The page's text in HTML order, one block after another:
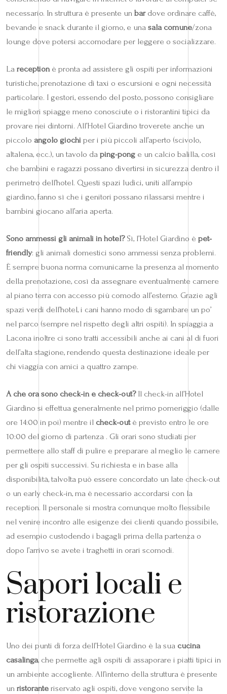
necessario. In struttura è presente un bardove ordinare caffè,
bevande e snack durante il giorno, e una sala comune/zona
lounge dove potersi accomodare per leggere o socializzare.
La receptionè pronta ad assistere gli ospiti per informazioni
turistiche, prenotazione di taxi o escursioni e ogni necessità
particolare. I gestori, essendo del posto, possono consigliare
le migliori spiagge meno conosciute o i ristorantini tipici da
provare nei dintorni. All’Hotel Giardino troverete anche un
piccolo angolo giochi per i più piccoli all’aperto (scivolo,
altalena, ecc.), un tavolo da ping-pong e un calcio balilla, così
che bambini e ragazzi possano divertirsi in sicurezza dentro il
perimetro dell’hotel. Questi spazi ludici, uniti all’ampio
giardino, fanno sì che i genitori possano rilassarsi mentre i
bambini giocano all’aria aperta.
Sono ammessi gli animali in hotel?Sì, l’Hotel Giardino è pet-
friendly: gli animali domestici sono ammessi senza problemi.
È sempre buona norma comunicarne la presenza al momento
della prenotazione, così da assegnare eventualmente camere
al piano terra con accesso più comodo all’esterno. Grazie agli
spazi verdi dell’hotel, i cani hanno modo di sgambare un po’
nel parco (sempre nel rispetto degli altri ospiti). In spiaggia a
Lacona inoltre ci sono tratti accessibili anche ai cani al di fuori
dell’alta stagione, rendendo questa destinazione ideale per
chi viaggia con amici a quattro zampe.
A che ora sono check-in e check-out?Il check-in all’Hotel
Giardino si effettua generalmente nel primo pomeriggio (dalle
ore 14:00 in poi) mentre il check-outè previsto entro le ore
10:00 del giorno di partenza . Gli orari sono studiati per
permettere allo staff di pulire e preparare al meglio le camere
per gli ospiti successivi. Su richiesta e in base alla
disponibilità, talvolta può essere concordato un late check-out
o un early check-in, ma è necessario accordarsi con la
reception. Il personale si mostra comunque molto flessibile
nel venire incontro alle esigenze dei clienti quando possibile,
ad esempio custodendo i bagagli prima della partenza o
dopo l’arrivo se avete i traghetti in orari scomodi.
Sapori locali e
ristorazione
Uno dei punti di forza dell’Hotel Giardino è la sua cucina
casalinga, che permette agli ospiti di assaporare i piatti tipici in
un ambiente accogliente. All’interno della struttura è presente
un ristorante riservato agli ospiti, dove vengono servite la